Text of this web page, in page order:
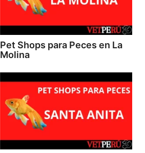
Pet Shops para Peces en La
Molina